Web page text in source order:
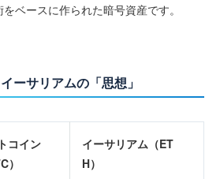
ベースに作られた暗号資産です。
ーサリアムの「思想」
コイン
）
イーサリアム（ET
H）